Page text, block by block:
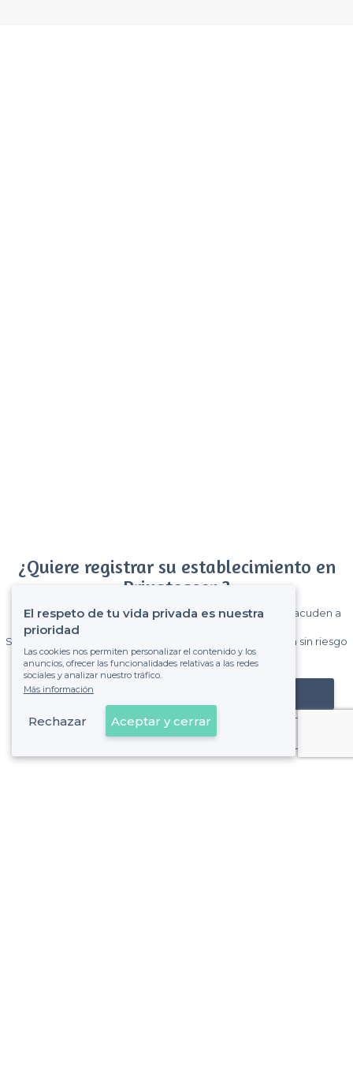
¿Quiere registrar su establecimiento en
Privateaser ?
Gane muchos clientes entre el millón de visitantes que acuden a
Sin comisiones y sin compromiso, pagas una cantidad fija sin riesgo
de ver la factura.
Registrar mi establecimiento
Ya es cliente
El respeto de tu vida privada es nuestra
prioridad
Las cookies nos permiten personalizar el contenido y los
anuncios, ofrecer las funcionalidades relativas a las redes
sociales y analizar nuestro tráfico.
Más información
Rechazar Aceptar y cerrar